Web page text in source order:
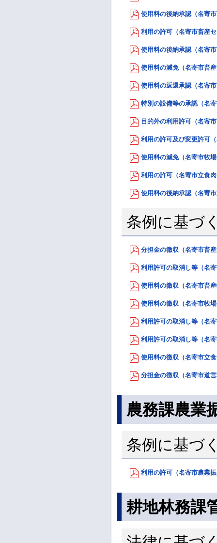
使用料の後納承認（名寄
利用の許可（名寄市畜産
使用料の後納承認（名寄
使用料の減免（名寄市畜
使用料の返還承認（名寄
特別の設備等の承認（名
目的外の利用許可（名寄
利用の許可及び変更許可
使用料の減免（名寄市牧
利用の許可（名寄市立食
使用料の後納承認（名寄
条例に基づ
分担金の徴収（名寄市畜
利用許可の取消し等（名
使用料の徴収（名寄市畜
使用料の徴収（名寄市牧
利用許可の取消し等（名
利用許可の取消し等（名
使用料の徴収（名寄市立
分担金の徴収（名寄市道
農務課農業
条例に基づ
利用の許可（名寄市農業
耕地林務課